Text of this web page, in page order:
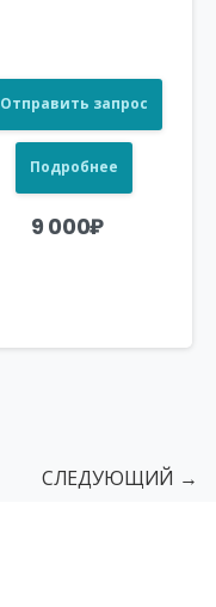
Отправить запрос
Подробнее
9 000₽
СЛЕДУЮЩИЙ →